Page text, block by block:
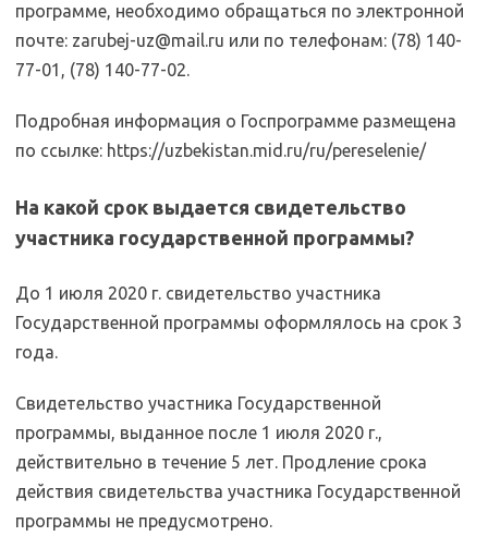
программе, необходимо обращаться по электронной
почте: zarubej-uz@mail.ru или по телефонам: (78) 140-
77-01, (78) 140-77-02.
Подробная информация о Госпрограмме размещена
по ссылке: https://uzbekistan.mid.ru/ru/pereselenie/
На какой срок выдается свидетельство
участника государственной программы?
До 1 июля 2020 г. свидетельство участника
Государственной программы оформлялось на срок 3
года.
Свидетельство участника Государственной
программы, выданное после 1 июля 2020 г.,
действительно в течение 5 лет. Продление срока
действия свидетельства участника Государственной
программы не предусмотрено.